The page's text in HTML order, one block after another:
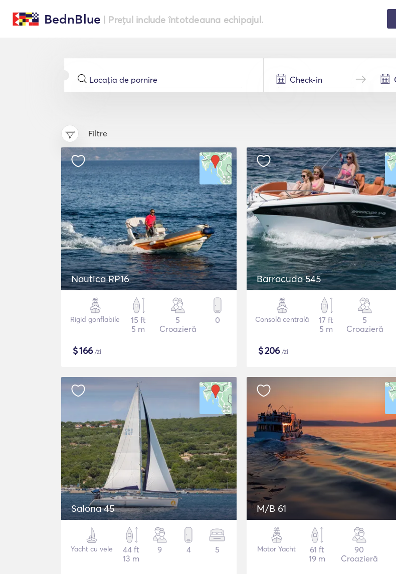
BednBlue | Prețul include întotdeauna echipajul.
Filtre
Nautica RP16
Rigid gonflabile
15 ft
5 m
5
Croazieră
0
$166/zi
Barracuda 545
Consolă centrală
17 ft
5 m
5
Croazieră
$206/zi
Salona 45
Yacht cu vele
44 ft
13 m
9 4 5
M/B 61
Motor Yacht
61 ft
19 m
90
Croazieră